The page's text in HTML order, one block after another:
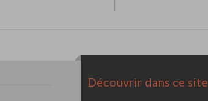
Découvrir dans ce site